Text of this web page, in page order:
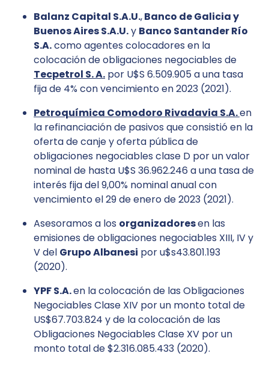
Balanz Capital S.A.U.,Banco de Galicia y
Buenos Aires S.A.U.y Banco Santander Río
S.A.como agentes colocadores en la
colocación de obligaciones negociables de
Tecpetrol S. A. por U$S 6.509.905 a una tasa
fija de 4% con vencimiento en 2023 (2021).
Petroquímica Comodoro Rivadavia S.A.en
la refinanciación de pasivos que consistió en la
oferta de canje y oferta pública de
obligaciones negociables clase D por un valor
nominal de hasta U$S 36.962.246 a una tasa de
interés fija del 9,00% nominal anual con
vencimiento el 29 de enero de 2023 (2021).
Asesoramos a los organizadoresen las
emisiones de obligaciones negociables XIII, IV y
V del Grupo Albanesi por u$s43.801.193
(2020).
YPF S.A.en la colocación de las Obligaciones
Negociables Clase XIV por un monto total de
US$67.703.824 y de la colocación de las
Obligaciones Negociables Clase XV por un
monto total de $2.316.085.433 (2020).